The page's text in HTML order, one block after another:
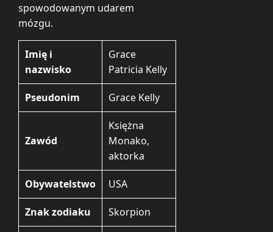
spowodowanym udarem
mózgu.
Imię i
nazwisko
Grace
Patricia Kelly
Pseudonim Grace Kelly
Zawód
Księżna
Monako,
aktorka
Obywatelstwo USA
Znak zodiaku Skorpion